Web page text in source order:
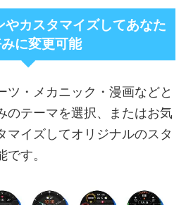
やカスタマイズしてあなた
に変更可能
ツ・メカニック・漫画などと
のテーマを選択、またはお気
マイズしてオリジナルのスタ
す。